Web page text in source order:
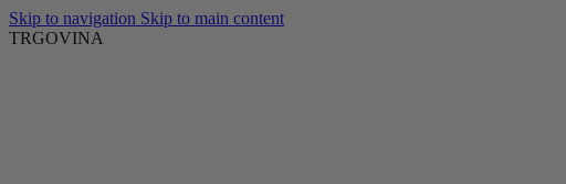
Skip to navigation Skip to main content
TRGOVINA